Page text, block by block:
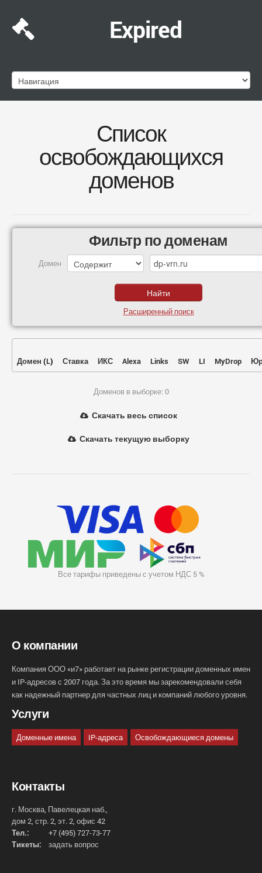
Expired
Список
освобождающихся
доменов
Фильтр по доменам
Домен
Расширенный поиск
Домен (L) Ставка ИКС Alexa Links SW LI MyDrop
Доменов в выборке: 0
Скачать весь список
Скачать текущую выборку
Все тарифы приведены с учетом НДС 5 %
О компании
Компания ООО «и7» работает на рынке регистрации доменных имен
и IP-адресов с 2007 года. За это время мы зарекомендовали себя
как надежный партнер для частных лиц и компаний любого уровня.
Услуги
Доменные имена IP-адреса Освобождающиеся домены
Контакты
г. Москва, Павелецкая наб.,
дом 2, стр. 2, эт. 2, офис 42
Тел.:
+7 (495) 727-73-77
Тикеты:
задать вопрос